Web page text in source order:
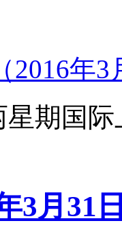
2016年
期国
3月31